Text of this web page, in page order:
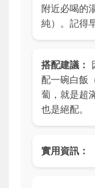
附近必喝的
純）。記得
搭配建議：
配一碗白飯
蔔，就是超
也是絕配。
實用資訊：